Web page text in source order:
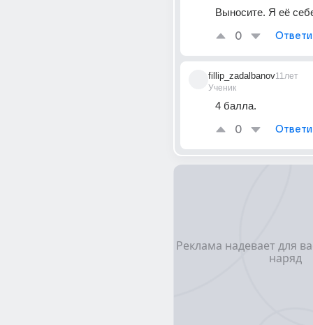
Выносите. Я её
0
fillip_zadalbanov
Ученик
11лет
4 балла.
0